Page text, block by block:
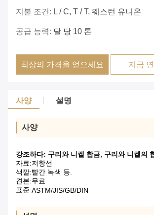
지불 조건: L / C, T / T, 웨스턴 유니온
공급 능력: 달 당 10 톤
최상의 가격을 얻으세요 지금
사양 설명
사양
강조하다: 구리와 니켈 합금, 구리와 니켈의
자료:저항선
색깔:빨간 녹색 등.
견본:무료
표준:ASTM/JIS/GB/DIN